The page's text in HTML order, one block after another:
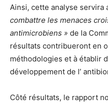
Ainsi, cette analyse servira
combattre les menaces
antimicrobiens » de la
résultats contribueront en
méthodologies et à établir
développement de l’
Côté résultats, le rapport